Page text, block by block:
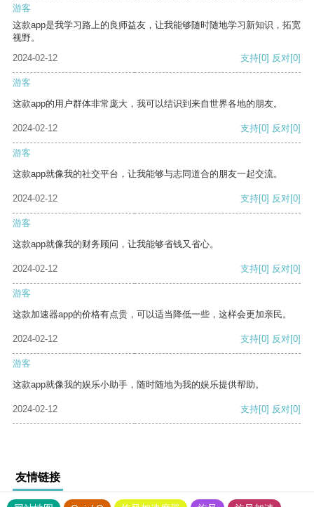
游客
这款app是我学习路上的良师益友，让我能够随时随地学习新知识，拓宽
视野。
2024-02-12
支持[0] 反对[0]
游客
这款app的用户群体非常庞大，我可以结识到来自世界各地的朋友。
2024-02-12 支持[0] 反对[0]
游客
这款app就像我的社交平台，让我能够与志同道合的朋友一起交流。
2024-02-12 支持[0] 反对[0]
游客
这款app就像我的财务顾问，让我能够省钱又省心。
2024-02-12 支持[0] 反对[0]
游客
这款加速器app的价格有点贵，可以适当降低一些，这样会更加亲民。
2024-02-12 支持[0] 反对[0]
游客
这款app就像我的娱乐小助手，随时随地为我的娱乐提供帮助。
2024-02-12 支持[0] 反对[0]
友情链接